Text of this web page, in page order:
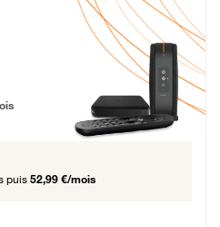
puis 57,99 € par mois, Engagement 12 mois
puis 52,99 €/mois